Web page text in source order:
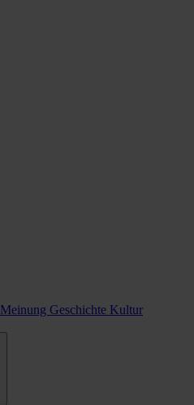
Meinung Geschichte Kultur